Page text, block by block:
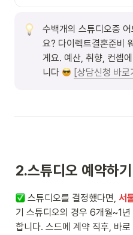
수백개의 스튜디오중
요? 다이렉트결혼준비
게요. 예산, 취향, 컨셉
니다
[상담신청 바로
2.스튜디오 예약하기
스튜디오를 결정했다면, 서
기 스튜디오의 경우 6개월~1
합니다. 스드메 계약 직후, 바